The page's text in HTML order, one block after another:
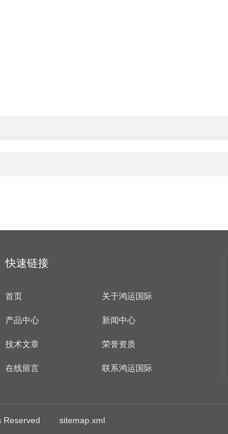
快速链接
首页 关于鸿运国际
产品中心 新闻中心
技术文章 荣誉资质
在线留言 联系鸿运国际
Reserved sitemap.xml